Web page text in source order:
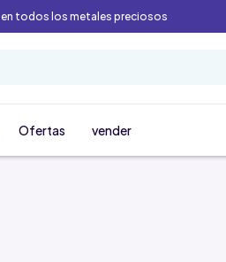
en todos los metales preciosos
Ofertas vender